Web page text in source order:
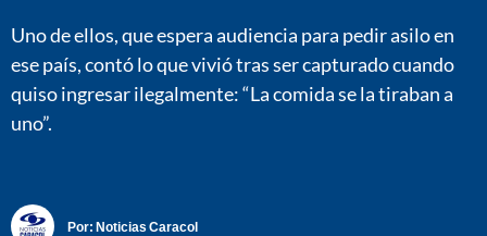
Uno de ellos, que espera audiencia para pedir asilo en
ese país, contó lo que vivió tras ser capturado cuando
quiso ingresar ilegalmente: “La comida se la tiraban a
uno”.
Por: Noticias Caracol